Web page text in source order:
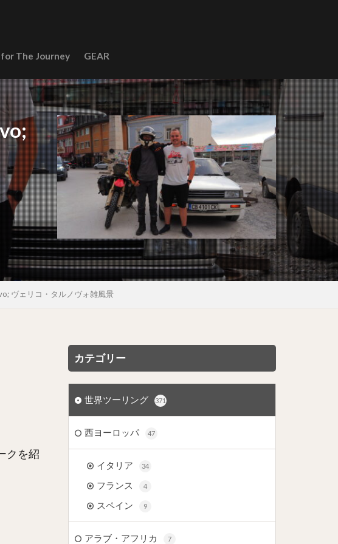
for The Journey GEAR
ヴェリコ・タルノヴォ雑風景
クを紹
カテゴリー
世界ツーリング 371
西ヨーロッパ 47
イタリア 34
フランス 4
スペイン 9
アラブ・アフリカ 7